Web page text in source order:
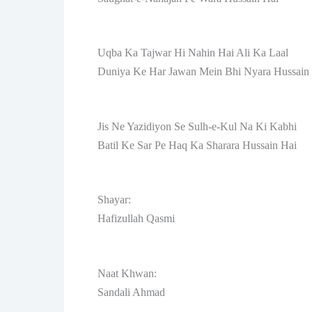
Uqba Ka Tajwar Hi Nahin Hai Ali Ka Laal
Duniya Ke Har Jawan Mein Bhi Nyara Hussain
Jis Ne Yazidiyon Se Sulh-e-Kul Na Ki Kabhi
Batil Ke Sar Pe Haq Ka Sharara Hussain Hai
Shayar:
Hafizullah Qasmi
Naat Khwan:
Sandali Ahmad